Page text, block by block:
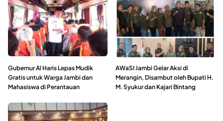
Gubernur Al Haris Lepas Mudik
Gratis untuk Warga Jambi dan
Mahasiswa di Perantauan
AWaSI Jambi Gelar Aksi di
Merangin, Disambut oleh Bupati H.
M. Syukur dan Kajari Bintang